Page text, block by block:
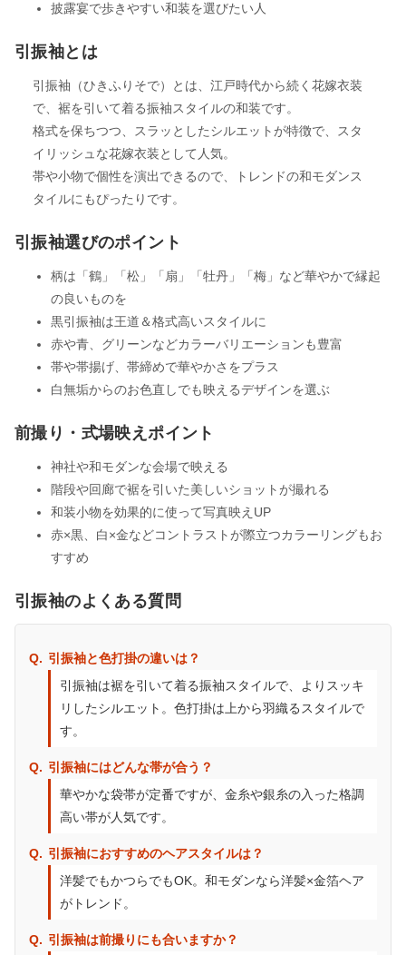
披露宴で歩きやすい和装を選びたい人
引振袖とは
引振袖（ひきふりそで）とは、江戸時代から続く花嫁衣装
で、裾を引いて着る振袖スタイルの和装です。
格式を保ちつつ、スラッとしたシルエットが特徴で、スタ
イリッシュな花嫁衣装として人気。
帯や小物で個性を演出できるので、トレンドの和モダンス
タイルにもぴったりです。
引振袖選びのポイント
柄は「鶴」「松」「扇」「牡丹」「梅」など華やかで縁起
の良いものを
黒引振袖は王道＆格式高いスタイルに
赤や青、グリーンなどカラーバリエーションも豊富
帯や帯揚げ、帯締めで華やかさをプラス
白無垢からのお色直しでも映えるデザインを選ぶ
前撮り・式場映えポイント
神社や和モダンな会場で映える
階段や回廊で裾を引いた美しいショットが撮れる
和装小物を効果的に使って写真映えUP
赤×黒、白×金などコントラストが際立つカラーリングもお
すすめ
引振袖のよくある質問
引振袖と色打掛の違いは？
引振袖は裾を引いて着る振袖スタイルで、よりスッキ
リしたシルエット。色打掛は上から羽織るスタイルで
す。
引振袖にはどんな帯が合う？
華やかな袋帯が定番ですが、金糸や銀糸の入った格調
高い帯が人気です。
引振袖におすすめのヘアスタイルは？
洋髪でもかつらでもOK。和モダンなら洋髪×金箔ヘア
がトレンド。
引振袖は前撮りにも合いますか？